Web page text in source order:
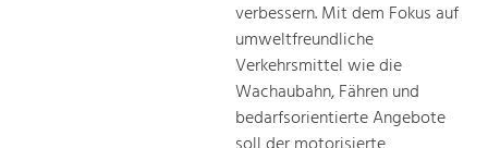
verbessern. Mit dem Fokus auf
umweltfreundliche
Verkehrsmittel wie die
Wachaubahn, Fähren und
bedarfsorientierte Angebote